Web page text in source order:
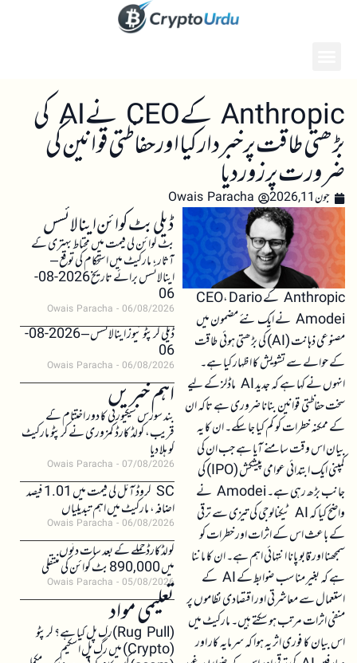
Anthropic کے CEO نے AI کی
بڑھتی طاقت پر خبردار کیا اور حفاظتی قوانین کی
ضرورت پر زور دیا
جون 11, 2026 Owais Paracha
Anthropic کے CEO، Dario
Amodei نے ایک نئے مضمون میں
مصنوعی ذہانت (AI) کی بڑھتی ہوئی طاقت
کے حوالے سے تشویش کا اظہار کیا ہے۔
انہوں نے کہا ہے کہ جدید AI ماڈلز کے لیے
سخت حفاظتی قوانین بنانا ضروری ہے تاکہ ان
کے ممکنہ خطرات کو کم کیا جا سکے۔ ان کا یہ
بیان اس وقت سامنے آیا ہے جب ان کی
کمپنی ایک ابتدائی عوامی پیشکش (IPO) کی
جانب بڑھ رہی ہے۔ Amodei نے
واضح کیا کہ AI ٹیکنالوجی کی تیزی سے ترقی
کے باعث اس کے اثرات اور خطرات کو
سمجھنا اور قابو پانا انتہائی اہم ہے۔ ان کا ماننا
ہے کہ بغیر مناسب ضوابط کے AI کے
استعمال سے معاشرتی اور اقتصادی نظاموں پر
منفی اثرات مرتب ہو سکتے ہیں۔ مارکیٹ میں
اس بیان کا فوری اثر یہ ہوا کہ سرمایہ کار اور
ڈیلی بٹ کوائن اینالائسس
بٹ کوائن کی قیمت میں محتاط بہتری کے
آثار، مارکیٹ میں استحکام کی توقع –
اینالائسس برائے تاریخ 2026-08-
06
Owais Paracha 06/08/2026
ڈیلی کرپٹو نیوز اینالائسس – 2026-08-
06
Owais Paracha 06/08/2026
اہم خبریں
بند سورس سیکیورٹی کا دور اختتام کے
قریب، کولڈ کارڈ کمزوری نے کرپٹو مارکیٹ
کو ہلا دیا
Owais Paracha 07/08/2026
SC کروڈ آئل کی قیمت میں 1.01 فیصد
اضافہ، مارکیٹ میں اہم تبدیلیاں
Owais Paracha 06/08/2026
کولڈکارڈ حملے کے بعد سات دنوں
میں 890,000 بٹ کوائن کی منتقلی
Owais Paracha 05/08/2026
تعلیمی مواد(Rug Pull)رگ پل کیا ہے؟ کرپٹو
(Crypto) میں رگ پل اسکیم